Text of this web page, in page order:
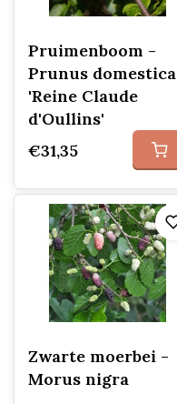
Pruimenboom -
Prunus domestica
'Reine Claude
d'Oullins'
€31,35
Zwarte moerbei -
Morus nigra